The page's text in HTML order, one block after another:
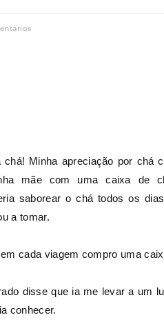
Minha apreciação por chá
mãe com uma caixa de
saborear o chá todos os
a tomar.
cada viagem compro uma
disse que ia me levar a um
conhecer.